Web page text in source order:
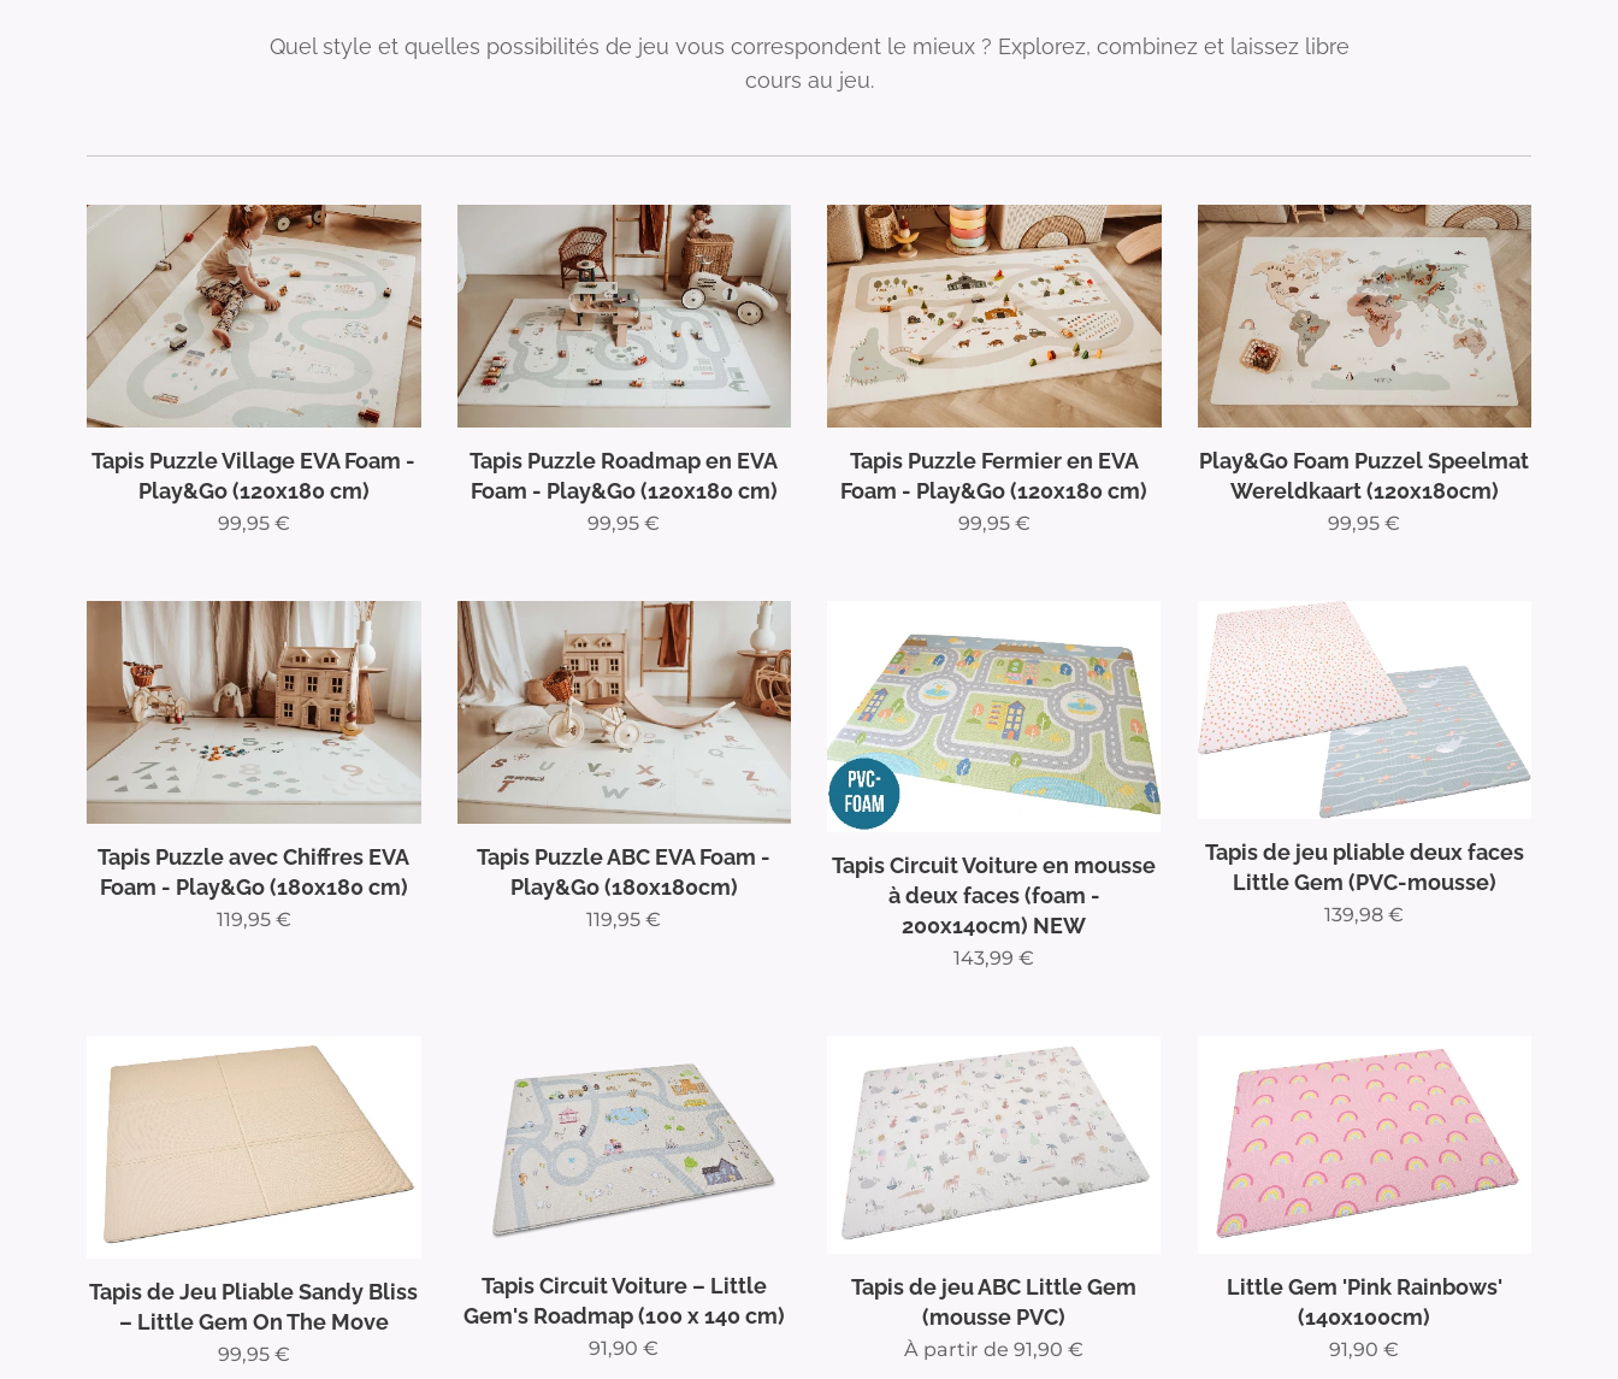
Quel style et quelles possibilités de jeu vous correspondent le mieux ? Explorez, combinez et laissez libre
cours au jeu.
Tapis Puzzle Village EVA Foam -
Play&Go (120x180 cm)
99,95€
Tapis Puzzle Roadmap en EVA
Foam - Play&Go (120x180 cm)
99,95 €
Tapis Puzzle Fermier en EVA
Foam - Play&Go (120x180 cm)
99,95€
Play&Go Foam Puzzel Speelmat
Wereldkaart (120x180cm)
99,95 €
Tapis Puzzle avec Chiffres EVA
Foam - Play&Go (180x180 cm)
119,95€
Tapis Puzzle ABC EVA Foam -
Play&Go (180x180cm)
119,95 €
Tapis Circuit Voiture en mousse
à deux faces (foam -
200x140cm) NEW
143,99 €
Tapis de jeu pliable deux faces
Little Gem (PVC-mousse)
139,98 €
Tapis de Jeu Pliable Sandy Bliss
– Little Gem On The Move
99,95€
Tapis Circuit Voiture – Little
Gem's Roadmap (100 x 140 cm)
91,90 €
Tapis de jeu ABC Little Gem
(mousse PVC)
À partir de91,90 €
Little Gem 'Pink Rainbows'
(140x100cm)
91,90 €